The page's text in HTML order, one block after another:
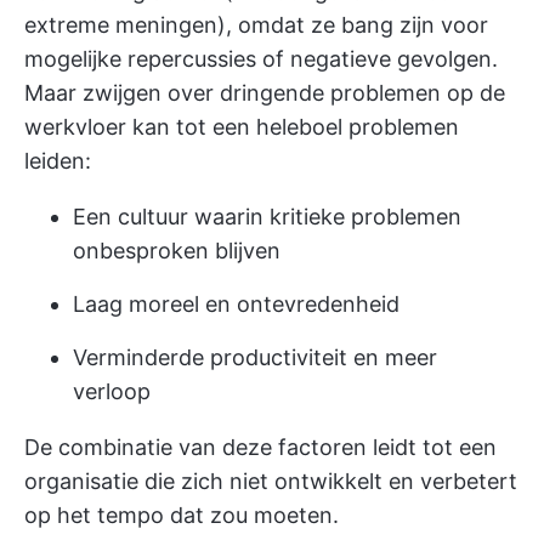
extreme meningen), omdat ze bang zijn voor
mogelijke repercussies of negatieve gevolgen.
Maar zwijgen over dringende problemen op de
werkvloer kan tot een heleboel problemen
leiden:
Een cultuur waarin kritieke problemen
onbesproken blijven
Laag moreel en ontevredenheid
Verminderde productiviteit en meer
verloop
De combinatie van deze factoren leidt tot een
organisatie die zich niet ontwikkelt en verbetert
op het tempo dat zou moeten.